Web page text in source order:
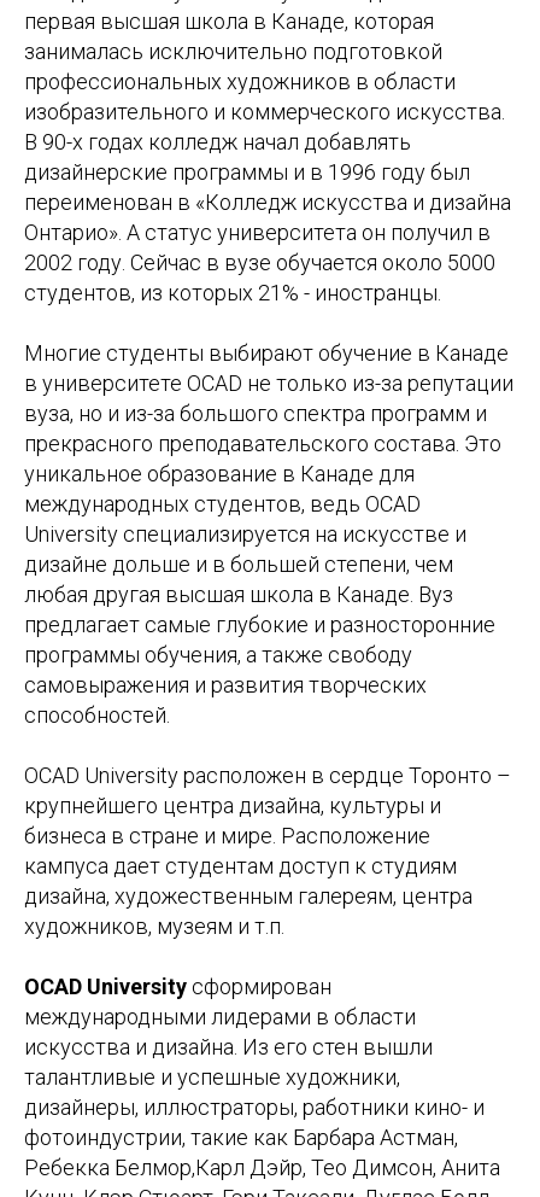
первая высшая школа в Канаде, которая
занималась исключительно подготовкой
профессиональных художников в области
изобразительного и коммерческого искусства.
В 90-х годах колледж начал добавлять
дизайнерские программы и в 1996 году был
переименован в «Колледж искусства и дизайна
Онтарио». А статус университета он получил в
2002 году. Сейчас в вузе обучается около 5000
студентов, из которых 21% - иностранцы.
Многие студенты выбирают обучение в Канаде
в университете OCAD не только из-за репутации
вуза, но и из-за большого спектра программ и
прекрасного преподавательского состава. Это
уникальное образование в Канаде для
международных студентов, ведь OCAD
University специализируется на искусстве и
дизайне дольше и в большей степени, чем
любая другая высшая школа в Канаде. Вуз
предлагает самые глубокие и разносторонние
программы обучения, а также свободу
самовыражения и развития творческих
способностей.
OCAD University расположен в сердце Торонто –
крупнейшего центра дизайна, культуры и
бизнеса в стране и мире. Расположение
кампуса дает студентам доступ к студиям
дизайна, художественным галереям, центра
художников, музеям и т.п.
OCAD University сформирован
международными лидерами в области
искусства и дизайна. Из его стен вышли
талантливые и успешные художники,
дизайнеры, иллюстраторы, работники кино- и
фотоиндустрии, такие как Барбара Астман,
Ребекка Белмор,Карл Дэйр, Тео Димсон, Анита